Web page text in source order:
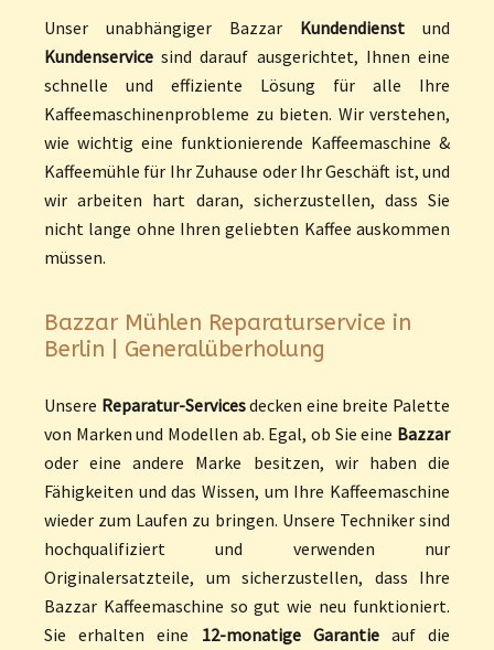
Unser unabhängiger Bazzar Kundendienst und
Kundenservice sind darauf ausgerichtet, Ihnen eine
schnelle und effiziente Lösung für alle Ihre
Kaffeemaschinenprobleme zu bieten. Wir verstehen,
wie wichtig eine funktionierende Kaffeemaschine &
Kaffeemühle für Ihr Zuhause oder Ihr Geschäft ist, und
wir arbeiten hart daran, sicherzustellen, dass Sie
nicht lange ohne Ihren geliebten Kaffee auskommen
müssen.
Bazzar Mühlen Reparaturservice in
Berlin | Generalüberholung
Unsere Reparatur-Servicesdecken eine breite Palette
von Marken und Modellen ab. Egal, ob Sie eine Bazzar
oder eine andere Marke besitzen, wir haben die
Fähigkeiten und das Wissen, um Ihre Kaffeemaschine
wieder zum Laufen zu bringen. Unsere Techniker sind
hochqualifiziert und verwenden nur
Originalersatzteile, um sicherzustellen, dass Ihre
Bazzar Kaffeemaschine so gut wie neu funktioniert.
Sie erhalten eine 12-monatige Garantieauf die